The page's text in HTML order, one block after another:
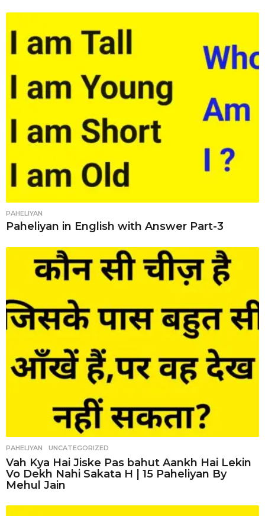
PAHELIYAN
Paheliyan in English with Answer Part-3
PAHELIYAN ,UNCATEGORIZED
Vah Kya Hai Jiske Pas bahut Aankh Hai Lekin
Vo Dekh Nahi Sakata H | 15 Paheliyan By
Mehul Jain